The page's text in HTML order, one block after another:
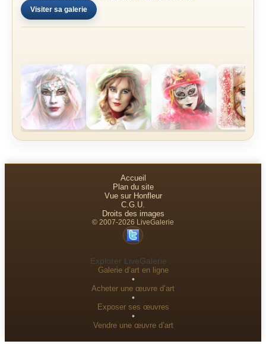
Visiter sa galerie
Accueil
Plan du site
Vue sur Honfleur
C.G.U.
Droits des images
© 2007-2026 LiveGalerie
Explorer LiveGalerie :
Galerie d’art en ligne
•
Acheter une œuvre d’art
•
Exposer ses œuvres
•
Vendre une œuvre d’art